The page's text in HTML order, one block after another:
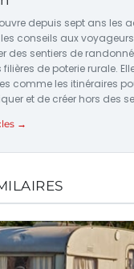
depuis sept ans les
conseils aux
des sentiers de
de poterie rurale.
comme les itinéraires
et de créer hors des
→